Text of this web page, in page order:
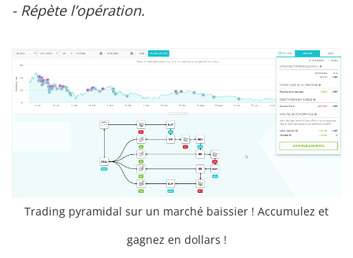
- Répète l’opération.
Trading pyramidal sur un marché baissier ! Accumulez et
gagnez en dollars !